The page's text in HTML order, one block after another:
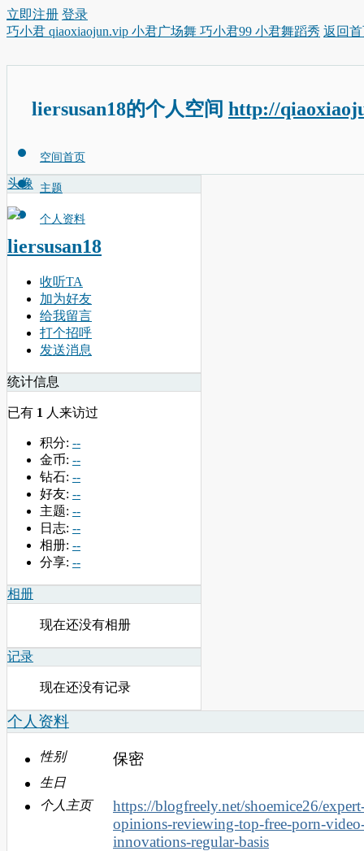
立即注册 登录
巧小君 qiaoxiaojun.vip 小君广场舞 巧小君99 小君舞蹈秀 返回
liersusan18的个人空间 http://
空间首页
主题
个人资料
头像
liersusan18
收听TA
加为好友
给我留言
打个招呼
发送消息
统计信息
已有 1 人来访过
积分: --
金币: --
钻石: --
好友: --
主题: --
日志: --
相册: --
分享: --
相册
现在还没有相册
记录
现在还没有记录
个人资料
性别 保密
生日
个人主页
https://blogfreely.net/shoemice26/
opinions-reviewing-top-free-porn-
innovations-regular-basis